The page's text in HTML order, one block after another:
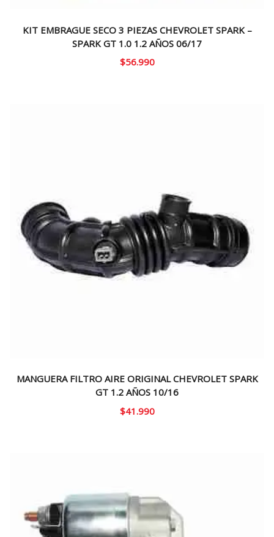
KIT EMBRAGUE SECO 3 PIEZAS CHEVROLET SPARK –
SPARK GT 1.0 1.2 AÑOS 06/17
$56.990
MANGUERA FILTRO AIRE ORIGINAL CHEVROLET SPARK
GT 1.2 AÑOS 10/16
$41.990